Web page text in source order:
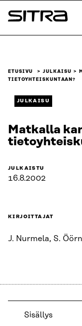
Siirry
suoraan
Sitra
ETUSIVU JULKAISU
TIETOYHTEISKUNTAAN?
JULKAISU
Matkalla
JULKAISTU
16.8.2002
KIRJOITTAJAT
J. Nurmela, S.
Sisällys